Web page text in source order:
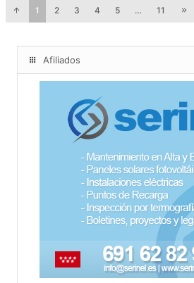
1 2 3 4 5 … 11
Afiliados